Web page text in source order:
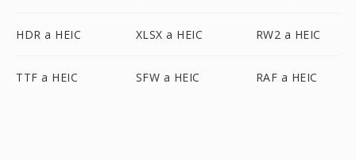
HDR a HEIC XLSX a HEIC RW2 a HEIC
TTF a HEIC SFW a HEIC RAF a HEIC